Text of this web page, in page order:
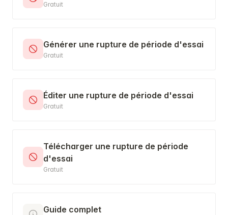
Gratuit
Générer une rupture de période d'essai
Gratuit
Éditer une rupture de période d'essai
Gratuit
Télécharger une rupture de période
d'essai
Gratuit
Guide complet